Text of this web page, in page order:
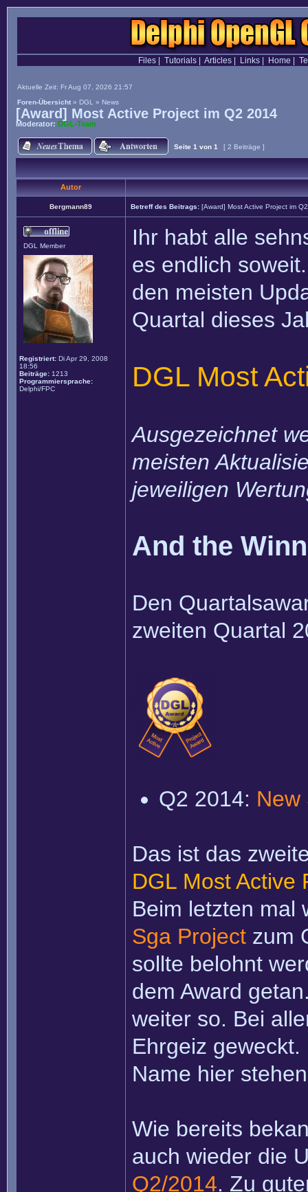
Files| Tutorials| Articles| Links| Home
Aktuelle Zeit: Fr Aug 07, 2026 21:57
Foren-Übersicht » DGL » News
[Award] Most Active Project im Q2 2014
Moderator: DGL-Team
Seite 1 von 1 [ 2 Beiträge ]
Autor
Bergmann89 Betreff des Beitrags: [Award] Most Active Project im
DGL Member
Registriert: Di Apr 29, 2008
18:56
Beiträge: 1213
Programmiersprache:
Delphi/FPC
Ihr habt alle
es endlich
den meisten
Quartal dieses
DGL Most
Ausgezeichnet
meisten
jeweiligen
And the
Den
zweiten Quartal
Q2 2014: New
Das ist das
DGL Most Active
Beim letzten mal
Sga Project zum
sollte belohnt
dem Award
weiter so. Bei
Ehrgeiz
Name hier
Wie bereits
auch wieder die
Q2/2014. Zu